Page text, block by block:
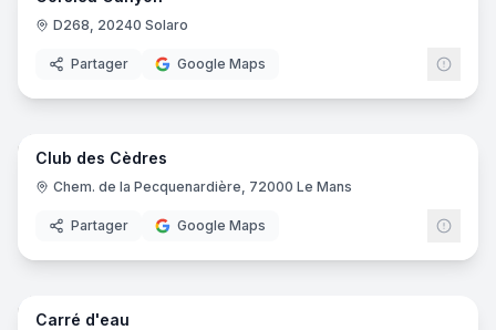
D268, 20240 Solaro
Partager Google Maps
17
Club des Cèdres
Chem. de la Pecquenardière, 72000 Le Mans
Partager Google Maps
22
Carré d'eau